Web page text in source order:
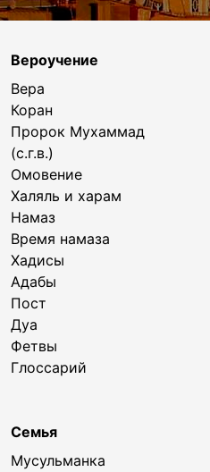
Вероучение
Вера
Коран
Пророк Мухаммад
(с.г.в.)
Омовение
Халяль и харам
Намаз
Время намаза
Хадисы
Адабы
Пост
Дуа
Фетвы
Глоссарий
Семья
Мусульманка